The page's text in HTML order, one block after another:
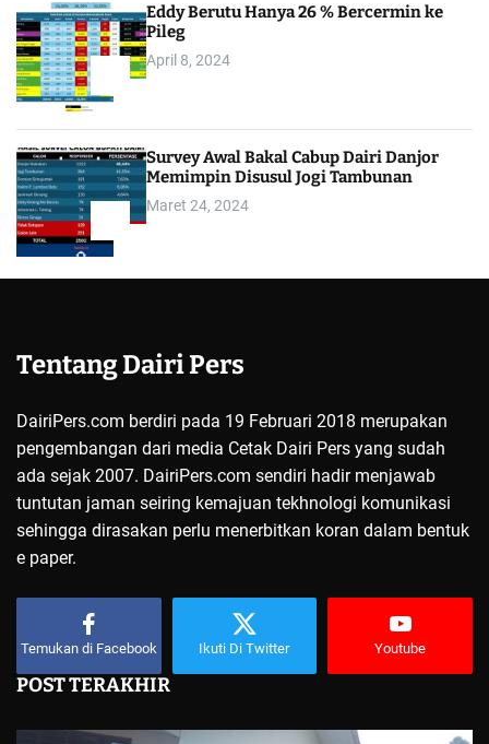
Eddy Berutu Hanya 26 % Bercermin ke
Pileg
April 8, 2024
Survey Awal Bakal Cabup Dairi Danjor
Memimpin Disusul Jogi Tambunan
Maret 24, 2024
Tentang Dairi Pers
DairiPers.com berdiri pada 19 Februari 2018 merupakan
pengembangan dari media Cetak Dairi Pers yang sudah
ada sejak 2007. DairiPers.com sendiri hadir menjawab
tuntutan jaman seiring kemajuan tekhnologi komunikasi
sehingga dirasakan perlu menerbitkan koran dalam bentuk
e paper.
Temukan di Facebook Ikuti Di Twitter Youtube
POST TERAKHIR